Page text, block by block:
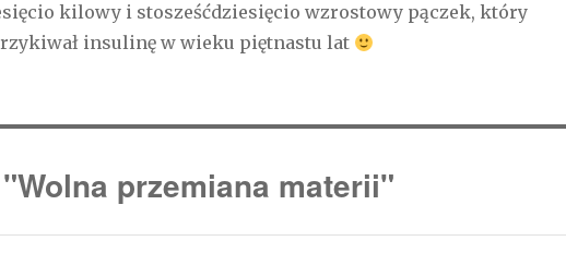
kilowy i stosześćdziesięcio wzrostowy pączek, który
insulinę w wieku piętnastu lat
przemiana materii"